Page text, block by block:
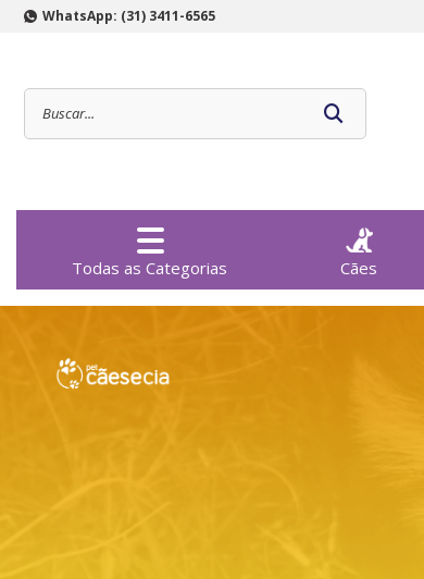
WhatsApp: (31) 3411-6565
Todas as Categorias Cães